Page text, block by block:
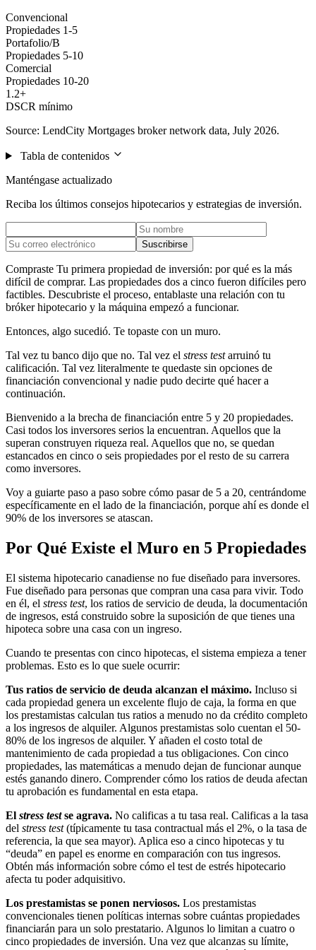
Convencional
Propiedades 1-5
Portafolio/B
Propiedades 5-10
Comercial
Propiedades 10-20
1.2+
DSCR mínimo
Source: LendCity Mortgages broker network data, July 2026.
Tabla de contenidos
Manténgase actualizado
Reciba los últimos consejos hipotecarios y estrategias de inversión.
Suscribirse
Compraste Tu primera propiedad de inversión: por qué es la más
difícil de comprar. Las propiedades dos a cinco fueron difíciles pero
factibles. Descubriste el proceso, entablaste una relación con tu
bróker hipotecario y la máquina empezó a funcionar.
Entonces, algo sucedió. Te topaste con un muro.
Tal vez tu banco dijo que no. Tal vez el stress testarruinó tu
calificación. Tal vez literalmente te quedaste sin opciones de
financiación convencional y nadie pudo decirte qué hacer a
continuación.
Bienvenido a la brecha de financiación entre 5 y 20 propiedades.
Casi todos los inversores serios la encuentran. Aquellos que la
superan construyen riqueza real. Aquellos que no, se quedan
estancados en cinco o seis propiedades por el resto de su carrera
como inversores.
Voy a guiarte paso a paso sobre cómo pasar de 5 a 20, centrándome
específicamente en el lado de la financiación, porque ahí es donde el
90% de los inversores se atascan.
Por Qué Existe el Muro en 5 Propiedades
El sistema hipotecario canadiense no fue diseñado para inversores.
Fue diseñado para personas que compran una casa para vivir. Todo
en él, el stress test, los ratios de servicio de deuda, la documentación
de ingresos, está construido sobre la suposición de que tienes una
hipoteca sobre una casa con un ingreso.
Cuando te presentas con cinco hipotecas, el sistema empieza a tener
problemas. Esto es lo que suele ocurrir:
Tus ratios de servicio de deuda alcanzan el máximo. Incluso si
cada propiedad genera un excelente flujo de caja, la forma en que
los prestamistas calculan tus ratios a menudo no da crédito completo
a los ingresos de alquiler. Algunos prestamistas solo cuentan el 50-
80% de los ingresos de alquiler. Y añaden el costo total de
mantenimiento de cada propiedad a tus obligaciones. Con cinco
propiedades, las matemáticas a menudo dejan de funcionar aunque
estés ganando dinero. Comprender cómo los ratios de deuda afectan
tu aprobación es fundamental en esta etapa.
El stress testse agrava. No calificas a tu tasa real. Calificas a la tasa
del stress test(típicamente tu tasa contractual más el 2%, o la tasa de
referencia, la que sea mayor). Aplica eso a cinco hipotecas y tu
“deuda” en papel es enorme en comparación con tus ingresos.
Obtén más información sobre cómo el test de estrés hipotecario
afecta tu poder adquisitivo.
Los prestamistas se ponen nerviosos. Los prestamistas
convencionales tienen políticas internas sobre cuántas propiedades
financiarán para un solo prestatario. Algunos lo limitan a cuatro o
cinco propiedades de inversión. Una vez que alcanzas su límite,